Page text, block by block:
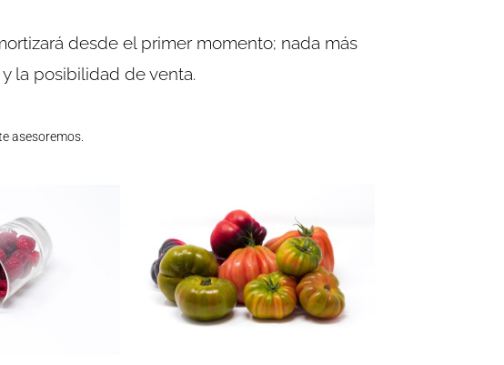
desde el primer momento; nada más
la posibilidad de venta.
asesoremos.